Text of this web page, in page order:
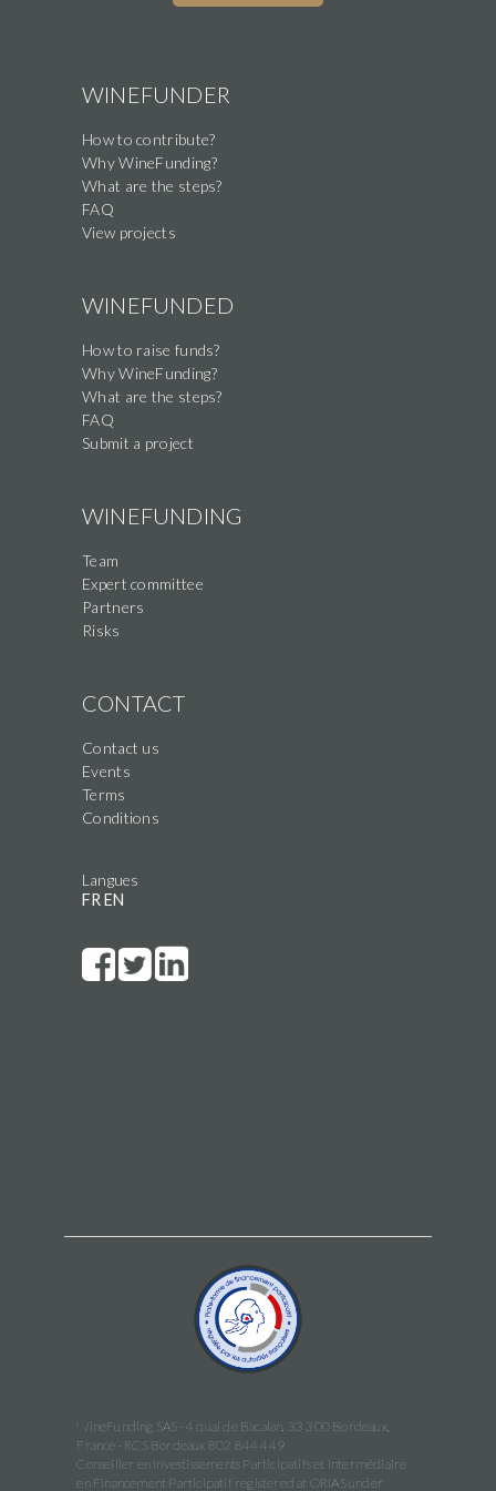
WINEFUNDER
How to contribute?
Why WineFunding?
What are the steps?
FAQ
View projects
WINEFUNDED
How to raise funds?
Why WineFunding?
What are the steps?
FAQ
Submit a project
WINEFUNDING
Team
Expert committee
Partners
Risks
CONTACT
Contact us
Events
Terms
Conditions
Langues
FR EN
WineFunding SAS · 4 quai de Bacalan, 33 300 Bordeaux,
France · RCS Bordeaux 802 844 449
Conseiller en Investissements Participatifs et Intermédiaire
en Financement Participatif registered at ORIAS under